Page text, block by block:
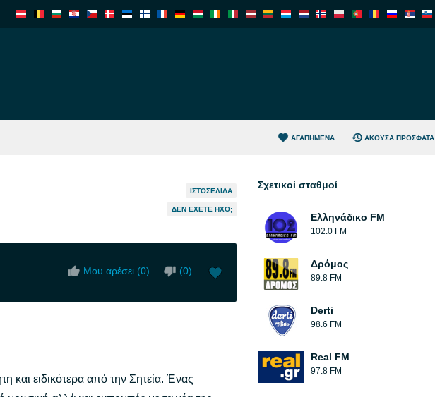
ΑΓΑΠΗΜΈΝΑ ΆΚΟΥΣΑ ΠΡΌΣΦΑΤΑ
ΙΣΤΟΣΕΛΊΔΑ
ΔΕΝ ΈΧΕΤΕ ΉΧΟ;
Μου αρέσει (0) (0)
και ειδικότερα από την Σητεία. Ένας
Σχετικοί σταθμοί
Ελληνάδικο FM
102.0 FM
Δρόμος
89.8 FM
Derti
98.6 FM
Real FM
97.8 FM